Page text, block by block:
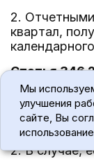
2.
квартал,
Статья
1. В случае,
являются
2. В случае,
Мы
улучшения
сайте, Вы